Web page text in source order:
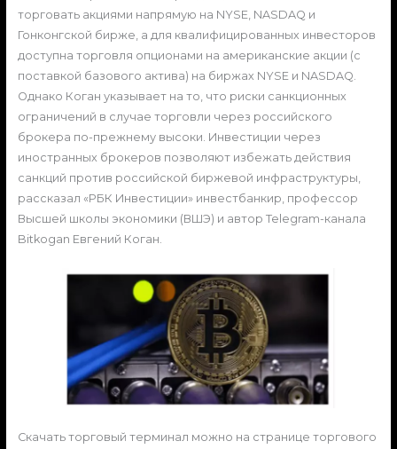
торговать акциями напрямую на NYSE, NASDAQ и
Гонконгской бирже, а для квалифицированных инвесторов
доступна торговля опционами на американские акции (с
поставкой базового актива) на биржах NYSE и NASDAQ.
Однако Коган указывает на то, что риски санкционных
ограничений в случае торговли через российского
брокера по-прежнему высоки. Инвестиции через
иностранных брокеров позволяют избежать действия
санкций против российской биржевой инфраструктуры,
рассказал «РБК Инвестиции» инвестбанкир, профессор
Высшей школы экономики (ВШЭ) и автор Telegram-канала
Bitkogan Евгений Коган.
Скачать торговый терминал можно на странице торгового